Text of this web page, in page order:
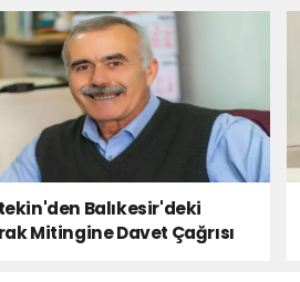
Balıkesir'deki
Mitingine Davet Çağrısı